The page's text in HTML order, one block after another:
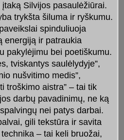
įtaką Silvijos pasaulėžiūrai.
trykšta šiluma ir ryškumu.
spinduliuoja
energiją ir patraukia
pakylėjimu bei poetiškumu.
tviskantys saulėlydyje”,
nušvitimo medis”,
troškimo aistra” – tai tik
darbų pavadinimų, ne ką
nei patys darbai.
gili tekstūra ir savita
– tai keli bruožai,